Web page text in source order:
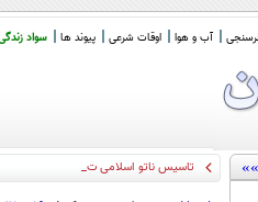
آب و هوا اوقات شرعی پیوند ها سواد
تاسیس ناتو اسلامی توسط عربستان